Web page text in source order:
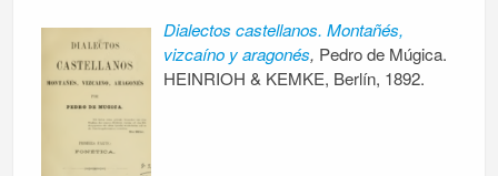
Dialectos castellanos. Montañés,
vizcaíno y aragonés, Pedro de Múgica.
HEINRIOH & KEMKE, Berlín, 1892.